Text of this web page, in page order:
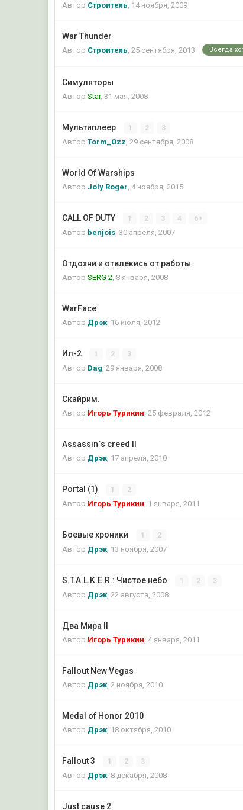
Автор Строитель, 14 ноября, 2009
War Thunder
Автор Строитель,25 сентября, 2013 Всегда
Симуляторы
АвторStar,31 мая, 2008
Мультиплеер 1 2 3
АвторTorm_Ozz ,29 сентября, 2008
World Of Warships
АвторJoly Roger 4 ноября, 2015
CALL OF DUTY 1 2 3 4 6
Автор benjois ,30 апреля, 2007
Отдохни и отвлекись от работы.
АвторSERG 2 8 января, 2008
WarFace
Автор Дрэк 16 июля, 2012
Ил-2 1 2 3
Автор Dag ,29 января, 2008
Скайрим.
Автор Игорь Турикин ,25 февраля, 2012
Assassin`s creed II
Автор Дрэк 17 апреля, 2010
Portal (1) 1 2
Автор Игорь Турикин 1 января, 2011
Боевые хроники 1 2
Автор Дрэк 13 ноября, 2007
S.T.A.L.K.E.R.: Чистое небо 1 2 3
Автор Дрэк ,22 августа, 2008
Два Мира II
Автор Игорь Турикин 4 января, 2011
Fallout New Vegas
Автор Дрэк ,2 ноября, 2010
Medal of Honor 2010
Автор Дрэк 18 октября, 2010
Fallout 3 1 2 3
Автор Дрэк 8 декабря, 2008
Just cause 2